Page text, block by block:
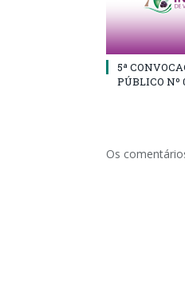
5ª
PÚBLICO Nº
Os